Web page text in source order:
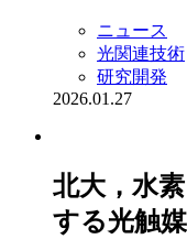
ニュース
光関連技術
研究開発
2026.01.27
北大，水
する光触